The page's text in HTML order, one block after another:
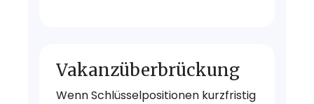
Vakanzüberbrückung
Wenn Schlüsselpositionen kurzfristig